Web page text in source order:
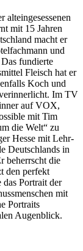
alteingesessenen
mit 15 Jahren
macht er
und
fundierte
Fleisch hat er
Koch und
Im TV
auf VOX,
mit Tim
die Welt“ zu
Hesse mit Lehr-
Deutschlands in
beherrscht die
den perfekt
das Portrait der
mit
Portraits
Augenblick.